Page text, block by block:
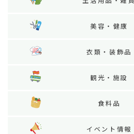
美容・健康
衣類・装飾品
観光・施設
食料品
イベント情報